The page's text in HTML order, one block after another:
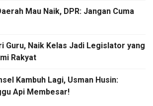
Mau Naik, DPR: Jangan Cuma
Guru, Naik Kelas Jadi Legislator yang
Rakyat
Kambuh Lagi, Usman Husin:
Api Membesar!